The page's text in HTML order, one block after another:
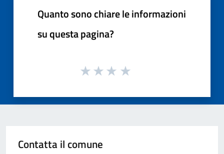
Quanto sono chiare le informazioni
su questa pagina?
Contatta il comune